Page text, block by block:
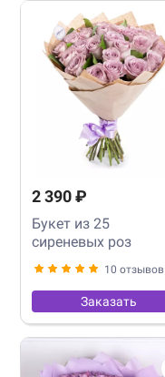
2 390 ₽
Букет из 25
сиреневых роз
10 отзывов
Заказать